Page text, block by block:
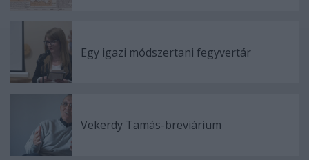
Egy igazi módszertani fegyvertár
Vekerdy Tamás-breviárium